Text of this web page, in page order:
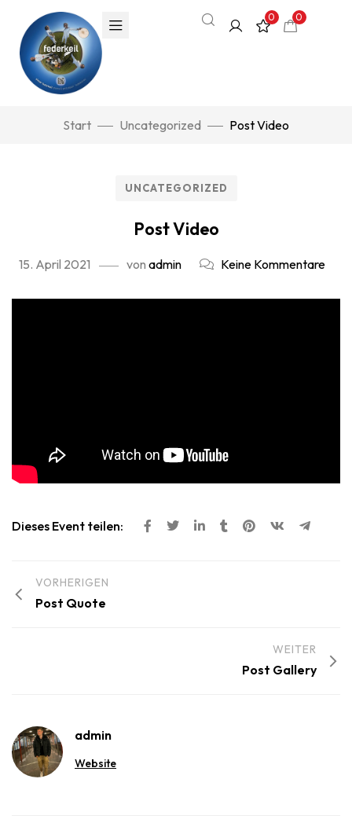
0 0
Start Uncategorized Post Video
UNCATEGORIZED
Post Video
15. April 2021 von admin Keine Kommentare
Dieses Event teilen:
VORHERIGEN
Post Quote
WEITER
Post Gallery
admin
Website